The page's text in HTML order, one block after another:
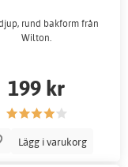
rund bakform från
Wilton.
199 kr
Lägg i varukorg